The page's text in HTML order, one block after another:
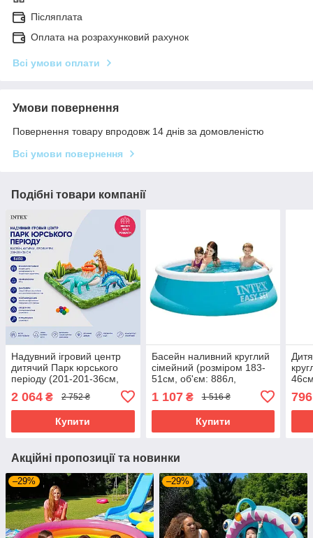
Післяплата
Оплата на розрахунковий рахунок
Всі умови оплати
Умови повернення
Повернення товару впродовж 14 днів за домовленістю
Всі умови повернення
Подібні товари компанії
Надувний ігровий центр
дитячий Парк юрського
періоду (201-201-36см,
басейн 410л) Intex 56132
2 064 ₴ 2 752 ₴
Купити
Басейн наливний круглий
сімейний (розміром 183-
51см, об'єм: 886л,
ремкомплект) Intex 28101
1 107₴ 1 516 ₴
Купити
796
Акційні пропозиції та новинки
–29% –29%